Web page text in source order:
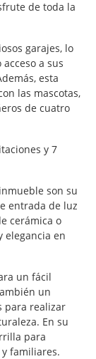
de toda la
garajes, lo
a sus
esta
las mascotas,
de cuatro
y 7
son su
entrada de luz
cerámica o
elegancia en
un fácil
un
para realizar
En su
para
familiares.